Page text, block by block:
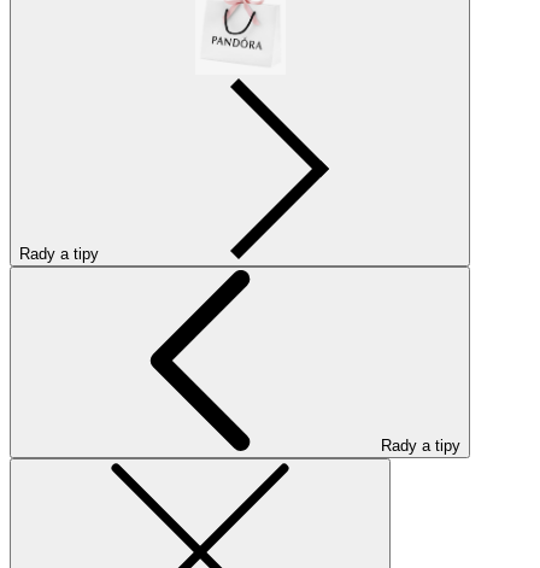
Rady a tipy
Rady a tipy